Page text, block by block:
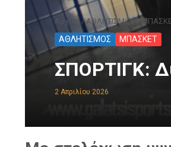
Αρχική/ΑΘΛΗΤΙΣΜΟΣ/
ΑΘΛΗΤΙΣΜΟΣ ΜΠΑΣΚΕΤ
ΣΠΟΡΤΙΓΚ:
2 Απριλίου 2026